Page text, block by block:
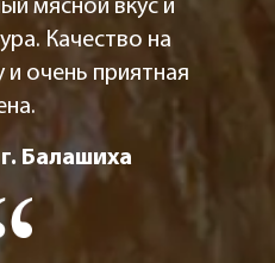
мясной вкус и
Качество на
и очень приятная
Балашиха